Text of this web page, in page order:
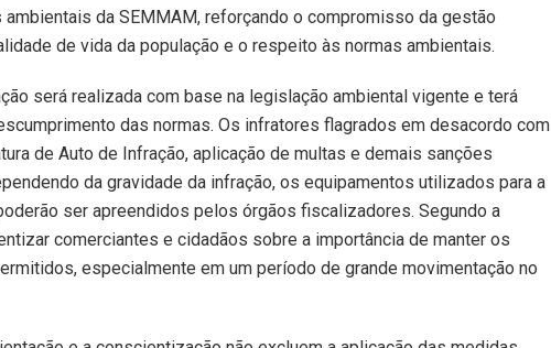
da SEMMAM, reforçando o compromisso da gestão
de vida da população e o respeito às normas ambientais.
será realizada com base na legislação ambiental vigente e terá
das normas. Os infratores flagrados em desacordo com
de Auto de Infração, aplicação de multas e demais sanções
da gravidade da infração, os equipamentos utilizados para a
ser apreendidos pelos órgãos fiscalizadores. Segundo a
comerciantes e cidadãos sobre a importância de manter os
especialmente em um período de grande movimentação no